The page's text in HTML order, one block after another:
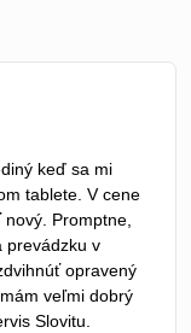
keď sa mi
tablete. V cene
Promptne,
prevádzku v
opravený
veľmi dobrý
Slovitu.